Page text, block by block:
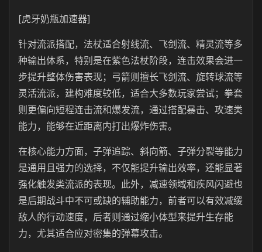
[虎牙奶瓶加速器]
针对流派搭配，法杖适合射线流、飞剑流、精灵流等多
种输出体系，特别是在紫色法杖阶段，连击效果会进一
步提升整体伤害表现；弓箭则擅长飞剑流、旋转球流等
灵活流派，建构难度较低，适合大多数玩家尝试；拳套
则更偏向短程连击流和爆发流，通过搭配暴击、攻速类
能力，能够在近距离内打出爆炸伤害。
在核心能力方面，子弹追踪、斜向箭、子弹分裂等能力
是通用且强力的选择，不仅能提升输出效率，还能显著
强化触发类流派的表现。此外，减速领域和疾风闪避也
是后期战斗中不可或缺的辅助能力，前者可以有效减缓
敌人的行动速度，后者则通过缩小体型来提升生存能
力，尤其适合应对密集的弹幕攻击。